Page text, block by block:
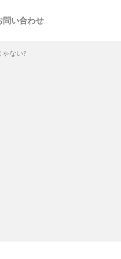
問い合わせ
ない?